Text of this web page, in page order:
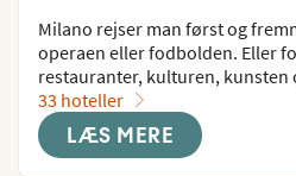
Milano rejser man først og
operaen eller fodbolden. Eller
restauranter, kulturen, kunsten
33 hoteller
LÆS MERE